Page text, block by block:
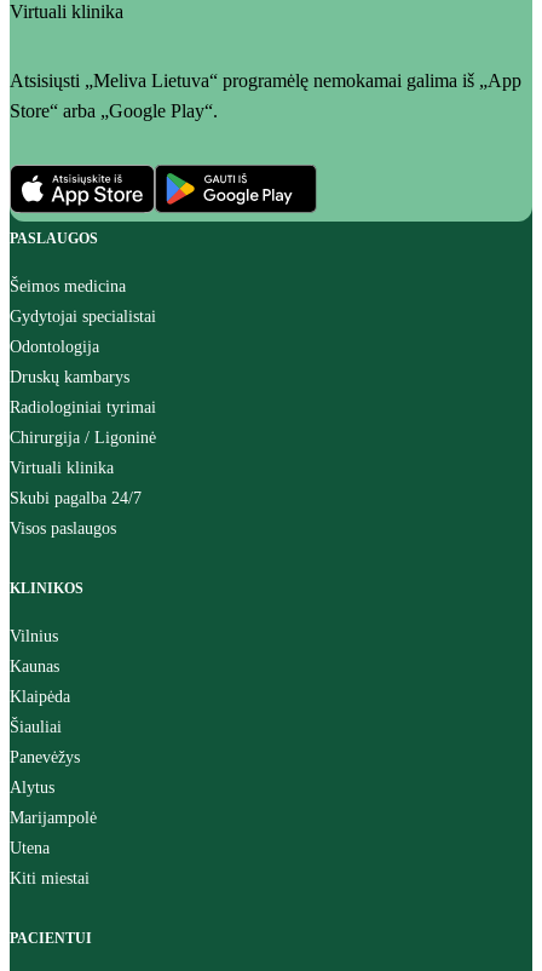
Virtuali klinika
Atsisiųsti „Meliva Lietuva“ programėlę nemokamai galima iš „App
Store“ arba „Google Play“.
PASLAUGOS
Šeimos medicina
Gydytojai specialistai
Odontologija
Druskų kambarys
Radiologiniai tyrimai
Chirurgija / Ligoninė
Virtuali klinika
Skubi pagalba 24/7
Visos paslaugos
KLINIKOS
Vilnius
Kaunas
Klaipėda
Šiauliai
Panevėžys
Alytus
Marijampolė
Utena
Kiti miestai
PACIENTUI